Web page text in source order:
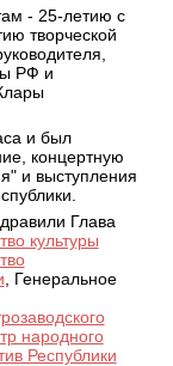
- 25-летию с
творческой
РФ и
и был
концертную
и выступления
Глава
культуры
, Генеральное
народного
Республики